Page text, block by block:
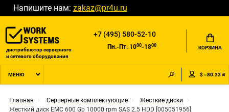
Напишите нам: zakaz@pr4u.ru
дистрибьютор серверного
и сетевого оборудования
+7 (495) 580-52-10
Пн.-Пт. 1000-1800 КОРЗИНА
МЕНЮ $ =80.33 ₽
Главная Серверные комплектующие
Жёсткие диски
Жесткий диск EMC 600 Gb 10000 rpm SAS 2.5 HDD [005051956]